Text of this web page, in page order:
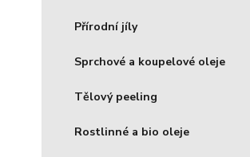
Přírodní jíly
Sprchové a koupelové oleje
Tělový peeling
Rostlinné a bio oleje